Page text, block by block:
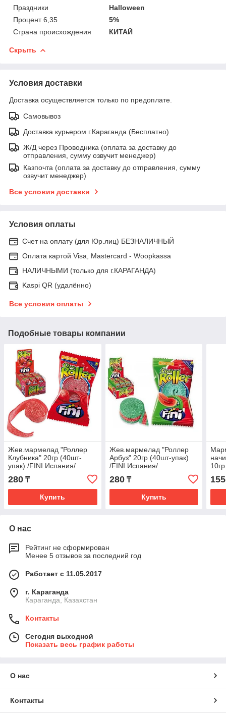
Праздники
Halloween
Процент 6,35
5%
Страна происхождения
КИТАЙ
Скрыть
Условия доставки
Доставка осуществляется только по предоплате.
Самовывоз
Доставка курьером г.Караганда (Бесплатно)
Ж/Д через Проводника (оплата за доставку до
отправления, сумму озвучит менеджер)
Казпочта (оплата за доставку до отправления, сумму
озвучит менеджер)
Все условия доставки
Условия оплаты
Счет на оплату (для Юр.лиц) БЕЗНАЛИЧНЫЙ
Оплата картой Visa, Mastercard - Woopkassa
НАЛИЧНЫМИ (только для г.КАРАГАНДА)
Kaspi QR (удалённо)
Все условия оплаты
Подобные товары компании
Жев.мармелад "Роллер
Клубника" 20гр (40шт-
упак) /FINI Испания/
280 ₸
Купить
Жев.мармелад "Роллер
Арбуз" 20гр (40шт-упак)
/FINI Испания/
280₸
Купить
155
О нас
Рейтинг не сформирован
Менее 5 отзывов за последний год
Работает с 11.05.2017
г. Караганда
Караганда, Казахстан
Контакты
Сегодня выходной
Показать весь график работы
О нас
Контакты